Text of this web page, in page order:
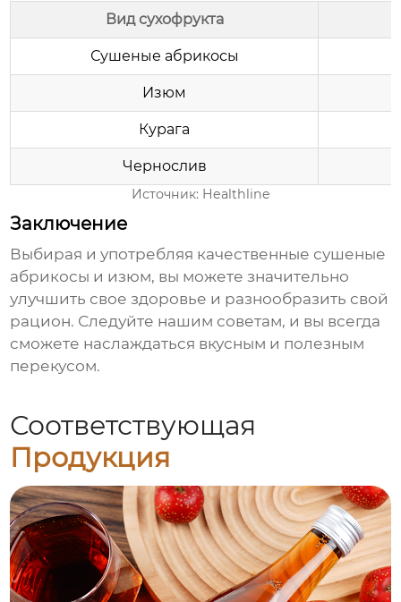
Вид сухофрукта
Сушеные абрикосы
Изюм
Курага
Чернослив
Источник: Healthline
Заключение
Выбирая и употребляя качественные сушеные
абрикосы и изюм, вы можете значительно
улучшить свое здоровье и разнообразить свой
рацион. Следуйте нашим советам, и вы всегда
сможете наслаждаться вкусным и полезным
перекусом.
Соответствующая
Продукция